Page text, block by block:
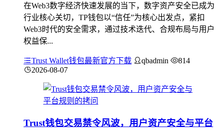
在Web3数字经济快速发展的当下，数字资产安全已成为
行业核心关切，TP钱包以“信任”为核心出发点，紧扣
Web3时代的安全需求，通过技术迭代、合规布局与用户
权益保...
Trust Wallet钱包最新官方下载 qbadmin
814
2026-08-07
Trust钱包交易禁令风波，用户资产安全与平台